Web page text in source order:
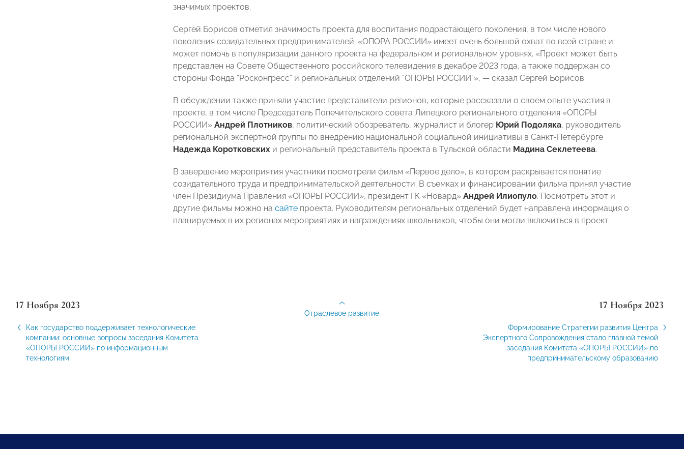
значимых проектов.
Сергей Борисов отметил значимость проекта для воспитания подрастающего поколения, в том числе нового
поколения созидательных предпринимателей. «ОПОРА РОССИИ» имеет очень большой охват по всей стране и
может помочь в популяризации данного проекта на федеральном и региональном уровнях. «Проект может быть
представлен на Совете Общественного российского телевидения в декабре 2023 года, а также поддержан со
стороны Фонда “Росконгресс” и региональных отделений “ОПОРЫ РОССИИ”», — сказал Сергей Борисов.
В обсуждении также приняли участие представители регионов, которые рассказали о своем опыте участия в
проекте, в том числе Председатель Попечительского совета Липецкого регионального отделения «ОПОРЫ
РОССИИ» Андрей Плотников, политический обозреватель, журналист и блогер Юрий Подоляка, руководитель
региональной экспертной группы по внедрению национальной социальной инициативы в Санкт-Петербурге
Надежда Коротковских и региональный представитель проекта в Тульской области Мадина Секлетеева.
В завершение мероприятия участники посмотрели фильм «Первое дело», в котором раскрывается понятие
созидательного труда и предпринимательской деятельности. В съемках и финансировании фильма принял участие
член Президиума Правления «ОПОРЫ РОССИИ», президент ГК «Новард» Андрей Илиопуло. Посмотреть этот и
другие фильмы можно на сайте проекта. Руководителям региональных отделений будет направлена информация о
планируемых в их регионах мероприятиях и награждениях школьников, чтобы они могли включиться в проект.
17 Ноября 2023
Как государство поддерживает технологические
компании: основные вопросы заседания Комитета
«ОПОРЫ РОССИИ» по информационным
технологиям
17 Ноября 2023
Формирование Стратегии развития Центра
Экспертного Сопровождения стало главной темой
заседания Комитета «ОПОРЫ РОССИИ» по
предпринимательскому образованию
Отраслевое развитие